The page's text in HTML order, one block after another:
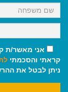
אני מאשר/ת
קראתי והסכמתי
ניתן לבטל את